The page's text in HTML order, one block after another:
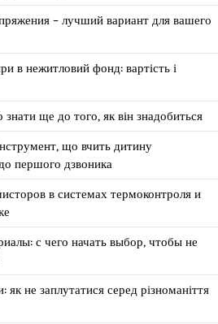
– лучший вариант для вашего
в нежитловий фонд: вартість і
ще до того, як він знадобиться
що вчить дитину
першого дзвоника
в системах термоконтроля и
с чего начать выбор, чтобы не
як не заплутатися серед різноманіття